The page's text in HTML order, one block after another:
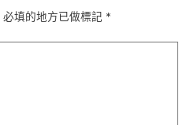
必填的地方已做標記 *